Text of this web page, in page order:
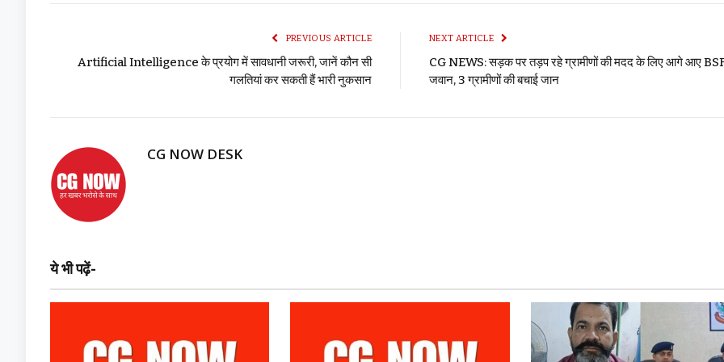
PREVIOUS ARTICLE
Artificial Intelligence के प्रयोग में सावधानी जरूरी, जानें कौन सी
गलतियां कर सकती हैं भारी नुकसान
NEXT ARTICLE
CG NEWS: सड़क पर तड़प रहे ग्रामीणों की मदद के लिए आगे आए
जवान, 3 ग्रामीणों की बचाई जान
CG NOW DESK
ये भी पढ़ें-